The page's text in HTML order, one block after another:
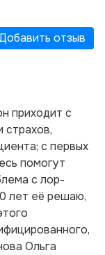
отзыв
приходит с
страхов,
с первых
помогут
с лор-
лет её решаю,
Ольга